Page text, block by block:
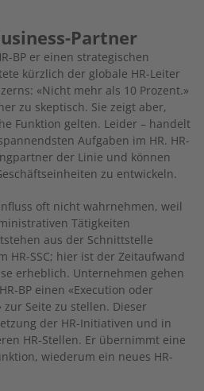
Partner
BP er einen strategischen
kürzlich der globale HR-Leiter
«Nicht mehr als 10 Prozent.»
zu skeptisch. Sie zeigt aber,
Funktion gelten. Leider – handelt
Aufgaben im HR. HR-
der Linie und können
zu entwickeln.
oft nicht wahrnehmen, weil
Tätigkeiten
aus der Schnittstelle
HR-SSC; hier ist der Zeitaufwand
erheblich. Unternehmen gehen
BP einen «Execution oder
Seite zu stellen. Dieser
der HR-Initiativen und in
HR-Stellen. Er übernimmt eine
wiederum ein neues HR-